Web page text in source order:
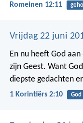
Romeinen 12:11
Vrijdag 22 juni
En nu heeft God
zijn Geest. Want
diepste gedachten
1 Korintiërs 2:10 God